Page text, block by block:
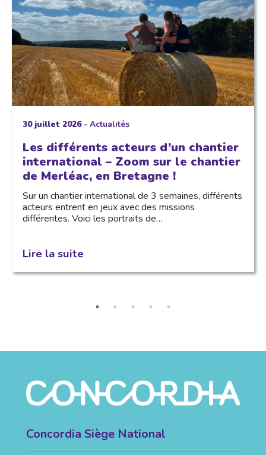
30 juillet 2026- Actualités
Les différents acteurs d’un chantier
international – Zoom sur le chantier
de Merléac, en Bretagne !
Sur un chantier international de 3 semaines, différents
acteurs entrent en jeux avec des missions
différentes. Voici les portraits de…
Lire la suite
Concordia Siège National